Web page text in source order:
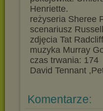
Henriette.
reżyseria Sheree
scenariusz
zdjęcia Tat
muzyka Murray
czas trwania: 174
David Tennant
Komentarze: